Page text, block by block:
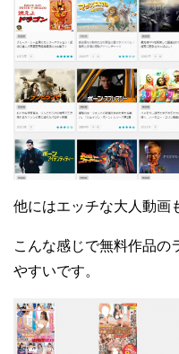
他にはエッチな大人動画
こんな感じで無料作品の
やすいです。